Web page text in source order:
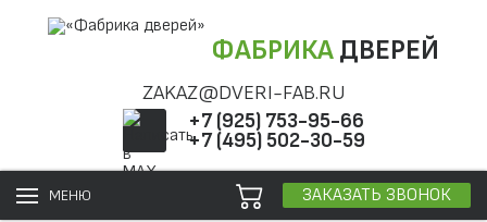
ФАБРИКАДВЕРЕЙ
ZAKAZ@DVERI-FAB.RU
+7 (925) 753-95-66
+7 (495) 502-30-59
МЕНЮ ЗАКАЗАТЬ ЗВОНОК